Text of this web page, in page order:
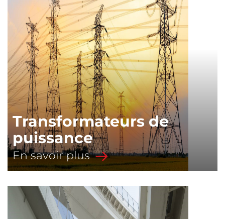
Transformateurs de
puissance
En savoir plus